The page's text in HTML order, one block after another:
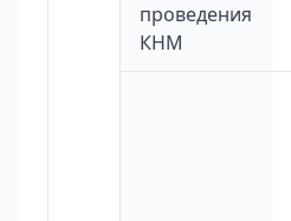
проведения
КНМ